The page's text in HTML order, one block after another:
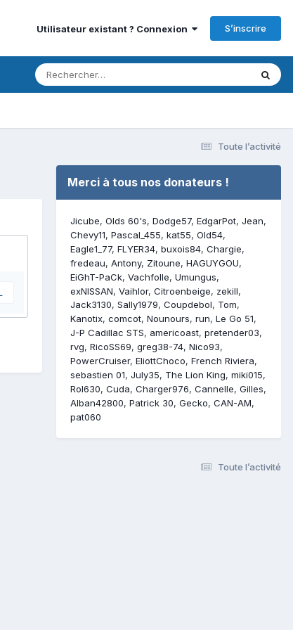
Utilisateur existant ? Connexion S’inscrire
Toute l’activité
Merci à tous nos donateurs !
Jicube Olds 60's Dodge57 EdgarPot Jean
Chevy11 Pascal_455 kat55 Old54
Eagle1_77 FLYER34 buxois84 Chargie
fredeau Antony Zitoune HAGUYGOU
EiGhT-PaCk Vachfolle Umungus
exNISSAN Vaihlor Citroenbeige
zekill
Jack3130 Sally1979 Coupdebol
Tom
Kanotix comcot Nounours run Le Go 51
J-P Cadillac STS
americoast pretender03
rvg RicoSS69 greg38-74 Nico93
PowerCruiser EliottChoco French Riviera
sebastien 01 July35 The Lion King miki015
Rol630 Cuda Charger976 Cannelle Gilles
Alban42800 Patrick 30 Gecko CAN-AM
pat060
Toute l’activité